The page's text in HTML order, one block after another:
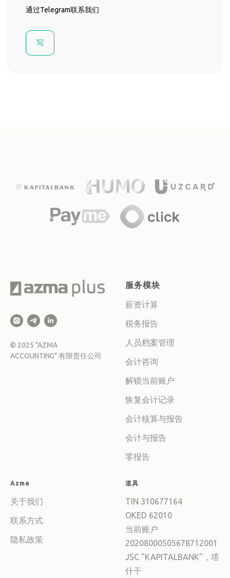
通过Telegram联系我们
写
© 2025 "AZMA
ACCOUNTING" 有限责任公司
服务模块
薪资计算
税务报告
人员档案管理
会计咨询
解锁当前账户
恢复会计记录
会计核算与报告
会计与报告
零报告
Azma
关于我们
联系方式
隐私政策
道具
TIN 310677164
OKED 62010
当前账户
20208000505678712001
JSC "KAPITALBANK"，塔
什干
观看阿兹曼现场评论。提交阿兹玛金融产品实时视频评论申请观看阿兹曼
现场评论。提交阿兹玛金融产品实时视频评论申请
名称